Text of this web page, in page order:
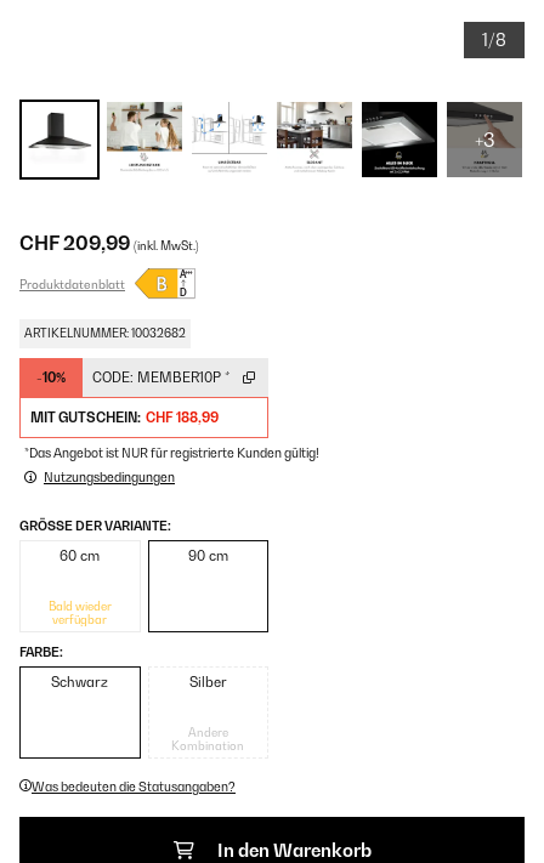
1/8
+3
CHF 209,99 (inkl. MwSt.)
Produktdatenblatt
ARTIKELNUMMER: 10032682
-10% CODE: MEMBER10P *
MIT GUTSCHEIN: CHF 188,99
*Das Angebot ist NUR für registrierte Kunden gültig!
Nutzungsbedingungen
GRÖSSE DER VARIANTE:
60 cm
Bald wieder
verfügbar
90 cm
FARBE:
Schwarz Silber
Andere
Kombination
Was bedeuten die Statusangaben?
In den Warenkorb